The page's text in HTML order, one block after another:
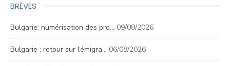
BRÈVES
Bulgarie: numérisation des pro… 09/08/2026
Bulgarie : retour sur l’émigra… 06/08/2026